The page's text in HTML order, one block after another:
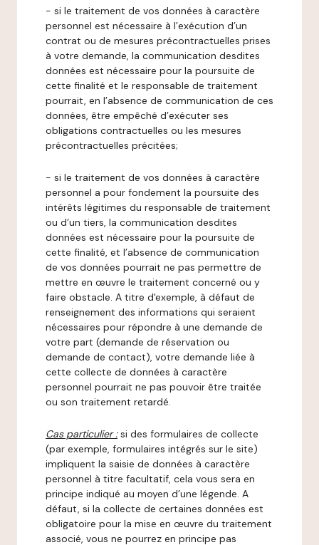
- si le traitement de vos données à caractère
personnel est nécessaire à l’exécution d’un
contrat ou de mesures précontractuelles prises
à votre demande, la communication desdites
données est nécessaire pour la poursuite de
cette finalité et le responsable de traitement
pourrait, en l’absence de communication de ces
données, être empêché d’exécuter ses
obligations contractuelles ou les mesures
précontractuelles précitées;
- si le traitement de vos données à caractère
personnel a pour fondement la poursuite des
intérêts légitimes du responsable de traitement
ou d’un tiers, la communication desdites
données est nécessaire pour la poursuite de
cette finalité, et l’absence de communication
de vos données pourrait ne pas permettre de
mettre en œuvre le traitement concerné ou y
faire obstacle. A titre d'exemple, à défaut de
renseignement des informations qui seraient
nécessaires pour répondre à une demande de
votre part (demande de réservation ou
demande de contact), votre demande liée à
cette collecte de données à caractère
personnel pourrait ne pas pouvoir être traitée
ou son traitement retardé.
Cas particulier : si des formulaires de collecte
(par exemple, formulaires intégrés sur le site)
impliquent la saisie de données à caractère
personnel à titre facultatif, cela vous sera en
principe indiqué au moyen d’une légende. A
défaut, si la collecte de certaines données est
obligatoire pour la mise en œuvre du traitement
associé, vous ne pourrez en principe pas